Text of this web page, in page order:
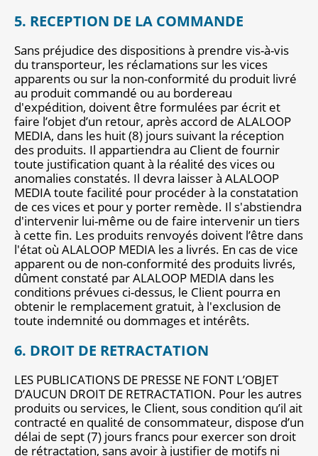
5. RECEPTION DE LA COMMANDE
Sans préjudice des dispositions à prendre vis-à-vis
du transporteur, les réclamations sur les vices
apparents ou sur la non-conformité du produit livré
au produit commandé ou au bordereau
d'expédition, doivent être formulées par écrit et
faire l’objet d’un retour, après accord de ALALOOP
MEDIA, dans les huit (8) jours suivant la réception
des produits. Il appartiendra au Client de fournir
toute justification quant à la réalité des vices ou
anomalies constatés. Il devra laisser à ALALOOP
MEDIA toute facilité pour procéder à la constatation
de ces vices et pour y porter remède. Il s'abstiendra
d'intervenir lui-même ou de faire intervenir un tiers
à cette fin. Les produits renvoyés doivent l’être dans
l'état où ALALOOP MEDIA les a livrés. En cas de vice
apparent ou de non-conformité des produits livrés,
dûment constaté par ALALOOP MEDIA dans les
conditions prévues ci-dessus, le Client pourra en
obtenir le remplacement gratuit, à l'exclusion de
toute indemnité ou dommages et intérêts.
6. DROIT DE RETRACTATION
LES PUBLICATIONS DE PRESSE NE FONT L’OBJET
D’AUCUN DROIT DE RETRACTATION. Pour les autres
produits ou services, le Client, sous condition qu’il ait
contracté en qualité de consommateur, dispose d’un
délai de sept (7) jours francs pour exercer son droit
de rétractation, sans avoir à justifier de motifs ni